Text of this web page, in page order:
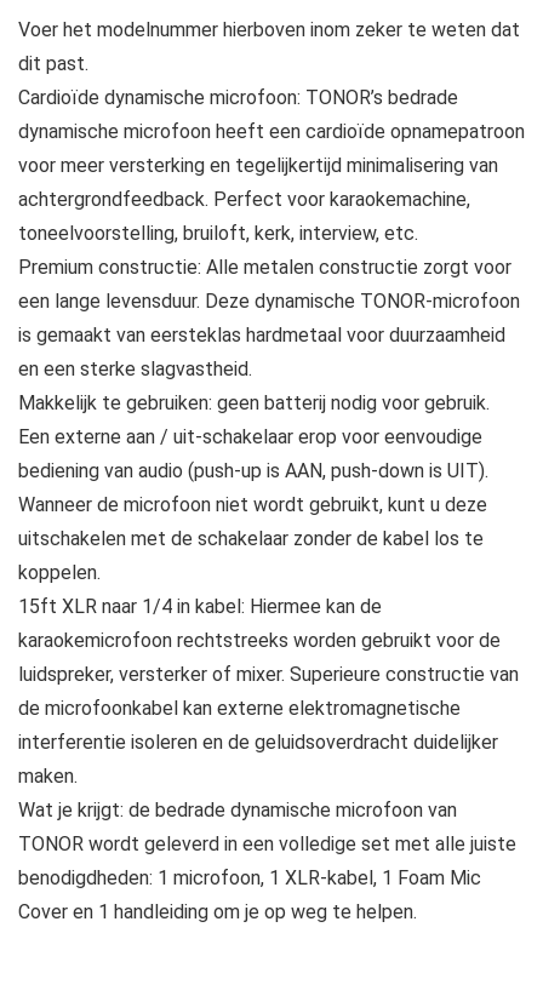
Voer het modelnummer hierboven inom zeker te weten dat
dit past.
Cardioïde dynamische microfoon: TONOR’s bedrade
dynamische microfoon heeft een cardioïde opnamepatroon
voor meer versterking en tegelijkertijd minimalisering van
achtergrondfeedback. Perfect voor karaokemachine,
toneelvoorstelling, bruiloft, kerk, interview, etc.
Premium constructie: Alle metalen constructie zorgt voor
een lange levensduur. Deze dynamische TONOR-microfoon
is gemaakt van eersteklas hardmetaal voor duurzaamheid
en een sterke slagvastheid.
Makkelijk te gebruiken: geen batterij nodig voor gebruik.
Een externe aan / uit-schakelaar erop voor eenvoudige
bediening van audio (push-up is AAN, push-down is UIT).
Wanneer de microfoon niet wordt gebruikt, kunt u deze
uitschakelen met de schakelaar zonder de kabel los te
koppelen.
15ft XLR naar 1/4 in kabel: Hiermee kan de
karaokemicrofoon rechtstreeks worden gebruikt voor de
luidspreker, versterker of mixer. Superieure constructie van
de microfoonkabel kan externe elektromagnetische
interferentie isoleren en de geluidsoverdracht duidelijker
maken.
Wat je krijgt: de bedrade dynamische microfoon van
TONOR wordt geleverd in een volledige set met alle juiste
benodigdheden: 1 microfoon, 1 XLR-kabel, 1 Foam Mic
Cover en 1 handleiding om je op weg te helpen.